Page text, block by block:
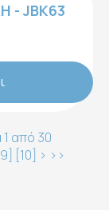
- JBK63
από 30
[10] > >>